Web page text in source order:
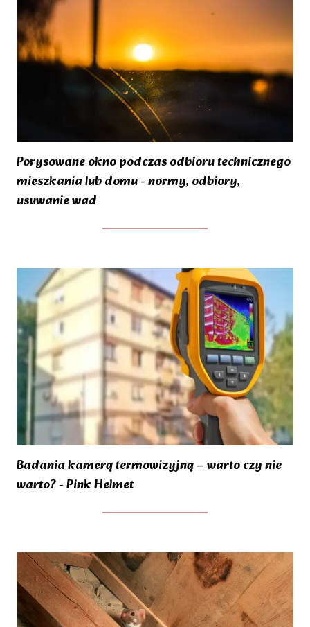
Porysowane okno podczas odbioru technicznego
mieszkania lub domu - normy, odbiory,
usuwanie wad
Badania kamerą termowizyjną – warto czy nie
warto? - Pink Helmet